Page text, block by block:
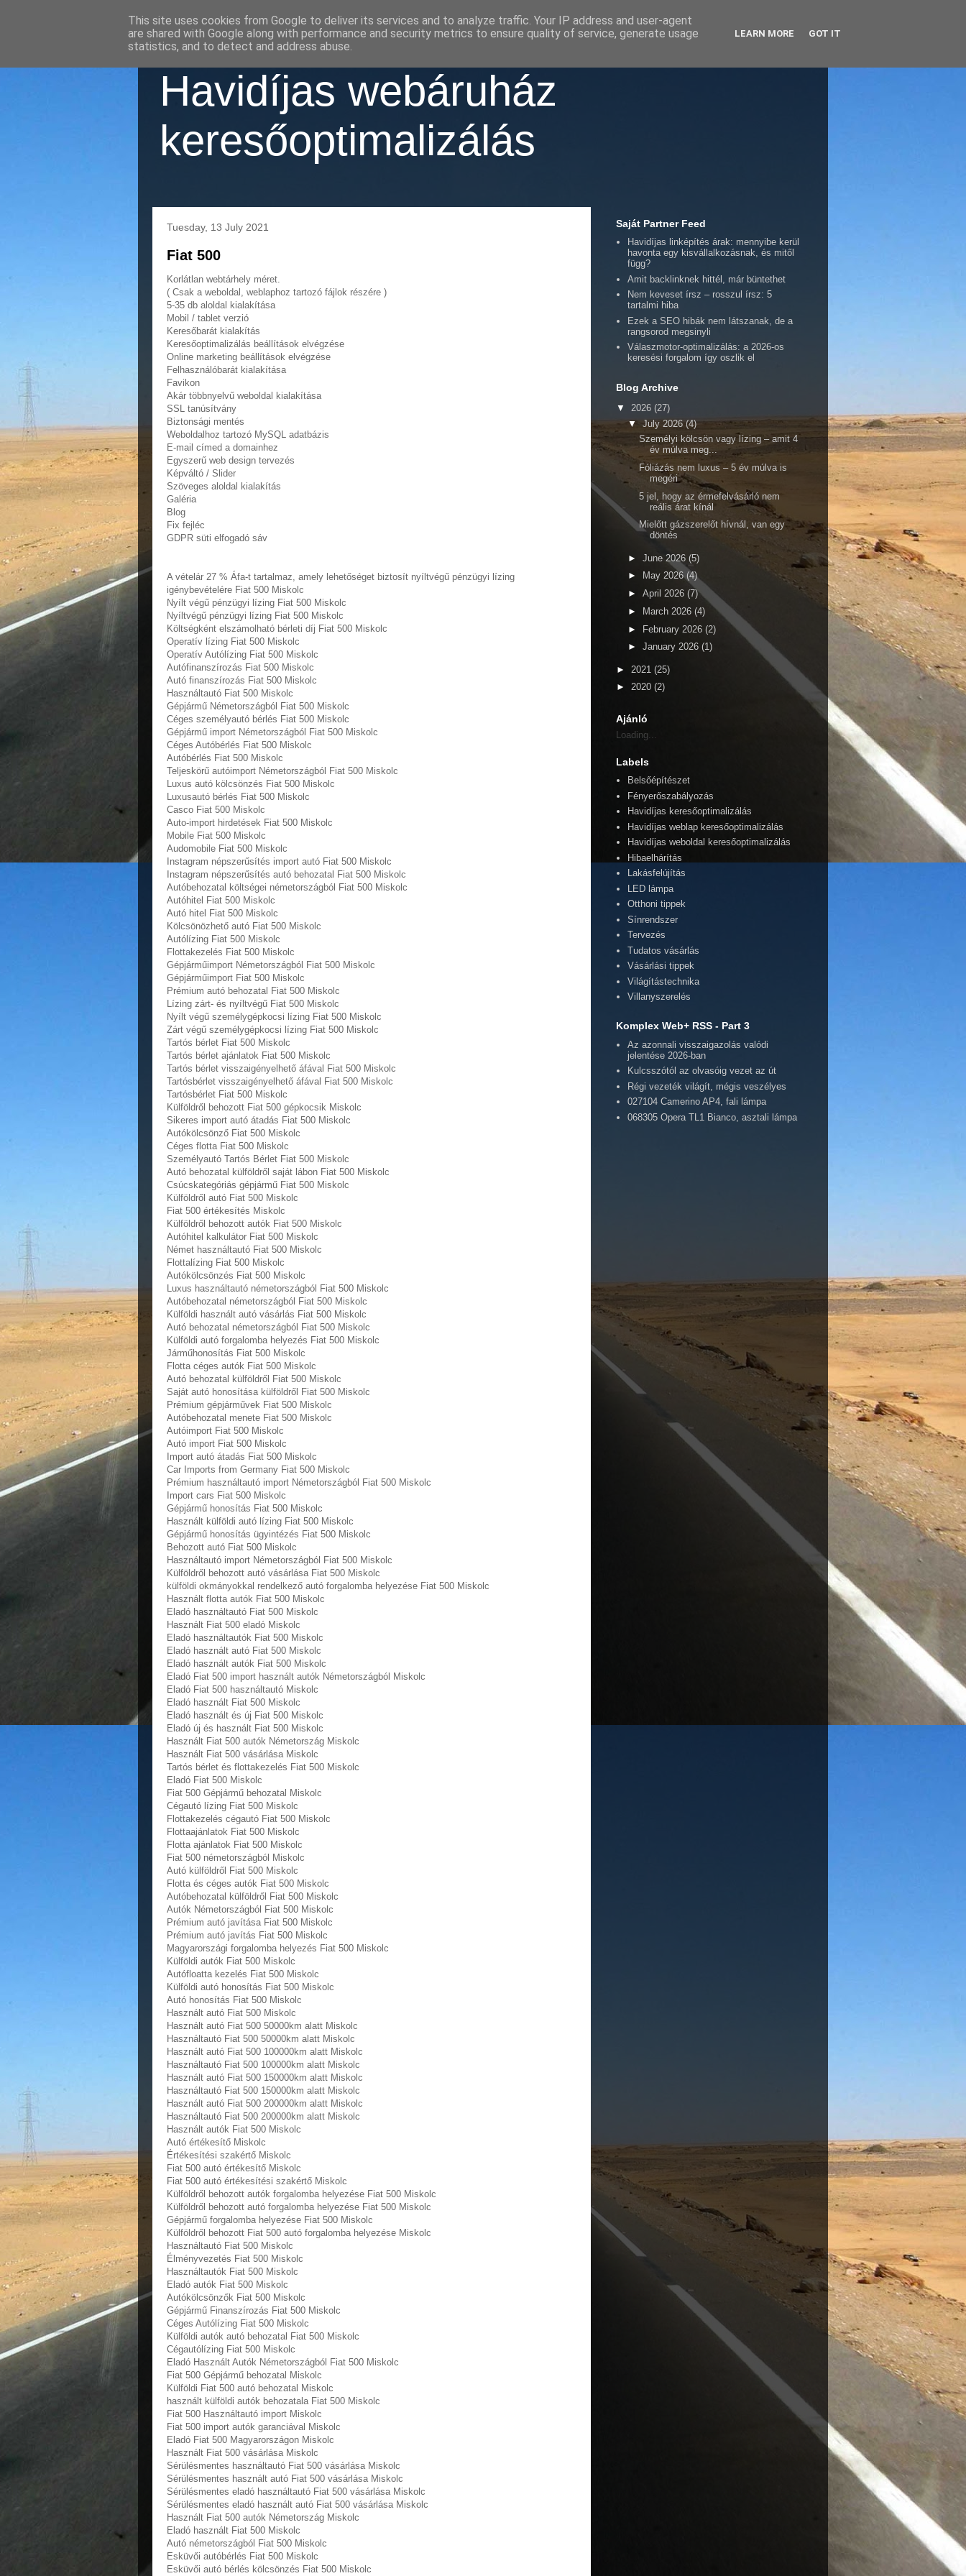
Havidíjas webáruház
keresőoptimalizálás
Tuesday, 13 July 2021
Fiat 500
Korlátlan webtárhely méret.
( Csak a weboldal, weblaphoz tartozó fájlok részére )
5-35 db aloldal kialakítása
Mobil / tablet verzió
Keresőbarát kialakítás
Keresőoptimalizálás beállítások elvégzése
Online marketing beállítások elvégzése
Felhasználóbarát kialakítása
Favikon
Akár többnyelvű weboldal kialakítása
SSL tanúsítvány
Biztonsági mentés
Weboldalhoz tartozó MySQL adatbázis
E-mail címed a domainhez
Egyszerű web design tervezés
Képváltó / Slider
Szöveges aloldal kialakítás
Galéria
Blog
Fix fejléc
GDPR süti elfogadó sáv
A vételár 27 % Áfa-t tartalmaz, amely lehetőséget biztosít nyíltvégű pénzügyi lízing
igénybevételére Fiat 500 Miskolc
Nyílt végű pénzügyi lízing Fiat 500 Miskolc
Nyíltvégű pénzügyi lízing Fiat 500 Miskolc
Költségként elszámolható bérleti díj Fiat 500 Miskolc
Operatív lízing Fiat 500 Miskolc
Operatív Autólízing Fiat 500 Miskolc
Autófinanszírozás Fiat 500 Miskolc
Autó finanszírozás Fiat 500 Miskolc
Használtautó Fiat 500 Miskolc
Gépjármű Németországból Fiat 500 Miskolc
Céges személyautó bérlés Fiat 500 Miskolc
Gépjármű import Németországból Fiat 500 Miskolc
Céges Autóbérlés Fiat 500 Miskolc
Autóbérlés Fiat 500 Miskolc
Teljeskörű autóimport Németországból Fiat 500 Miskolc
Luxus autó kölcsönzés Fiat 500 Miskolc
Luxusautó bérlés Fiat 500 Miskolc
Casco Fiat 500 Miskolc
Auto-import hirdetések Fiat 500 Miskolc
Mobile Fiat 500 Miskolc
Audomobile Fiat 500 Miskolc
Instagram népszerűsítés import autó Fiat 500 Miskolc
Instagram népszerűsítés autó behozatal Fiat 500 Miskolc
Autóbehozatal költségei németországból Fiat 500 Miskolc
Autóhitel Fiat 500 Miskolc
Autó hitel Fiat 500 Miskolc
Kölcsönözhető autó Fiat 500 Miskolc
Autólízing Fiat 500 Miskolc
Flottakezelés Fiat 500 Miskolc
Gépjárműimport Németországból Fiat 500 Miskolc
Gépjárműimport Fiat 500 Miskolc
Prémium autó behozatal Fiat 500 Miskolc
Lízing zárt- és nyíltvégű Fiat 500 Miskolc
Nyílt végű személygépkocsi lízing Fiat 500 Miskolc
Zárt végű személygépkocsi lízing Fiat 500 Miskolc
Tartós bérlet Fiat 500 Miskolc
Tartós bérlet ajánlatok Fiat 500 Miskolc
Tartós bérlet visszaigényelhető áfával Fiat 500 Miskolc
Tartósbérlet visszaigényelhető áfával Fiat 500 Miskolc
Tartósbérlet Fiat 500 Miskolc
Külföldről behozott Fiat 500 gépkocsik Miskolc
Sikeres import autó átadás Fiat 500 Miskolc
Autókölcsönző Fiat 500 Miskolc
Céges flotta Fiat 500 Miskolc
Személyautó Tartós Bérlet Fiat 500 Miskolc
Autó behozatal külföldről saját lábon Fiat 500 Miskolc
Csúcskategóriás gépjármű Fiat 500 Miskolc
Külföldről autó Fiat 500 Miskolc
Fiat 500 értékesítés Miskolc
Külföldről behozott autók Fiat 500 Miskolc
Autóhitel kalkulátor Fiat 500 Miskolc
Német használtautó Fiat 500 Miskolc
Flottalízing Fiat 500 Miskolc
Autókölcsönzés Fiat 500 Miskolc
Luxus használtautó németországból Fiat 500 Miskolc
Autóbehozatal németországból Fiat 500 Miskolc
Külföldi használt autó vásárlás Fiat 500 Miskolc
Autó behozatal németországból Fiat 500 Miskolc
Külföldi autó forgalomba helyezés Fiat 500 Miskolc
Járműhonosítás Fiat 500 Miskolc
Flotta céges autók Fiat 500 Miskolc
Autó behozatal külföldről Fiat 500 Miskolc
Saját autó honosítása külföldről Fiat 500 Miskolc
Prémium gépjárművek Fiat 500 Miskolc
Autóbehozatal menete Fiat 500 Miskolc
Autóimport Fiat 500 Miskolc
Autó import Fiat 500 Miskolc
Import autó átadás Fiat 500 Miskolc
Car Imports from Germany Fiat 500 Miskolc
Prémium használtautó import Németországból Fiat 500 Miskolc
Import cars Fiat 500 Miskolc
Gépjármű honosítás Fiat 500 Miskolc
Használt külföldi autó lízing Fiat 500 Miskolc
Gépjármű honosítás ügyintézés Fiat 500 Miskolc
Behozott autó Fiat 500 Miskolc
Használtautó import Németországból Fiat 500 Miskolc
Külföldről behozott autó vásárlása Fiat 500 Miskolc
külföldi okmányokkal rendelkező autó forgalomba helyezése Fiat 500 Miskolc
Használt flotta autók Fiat 500 Miskolc
Eladó használtautó Fiat 500 Miskolc
Használt Fiat 500 eladó Miskolc
Eladó használtautók Fiat 500 Miskolc
Eladó használt autó Fiat 500 Miskolc
Eladó használt autók Fiat 500 Miskolc
Eladó Fiat 500 import használt autók Németországból Miskolc
Eladó Fiat 500 használtautó Miskolc
Eladó használt Fiat 500 Miskolc
Eladó használt és új Fiat 500 Miskolc
Eladó új és használt Fiat 500 Miskolc
Használt Fiat 500 autók Németország Miskolc
Használt Fiat 500 vásárlása Miskolc
Tartós bérlet és flottakezelés Fiat 500 Miskolc
Eladó Fiat 500 Miskolc
Fiat 500 Gépjármű behozatal‎ Miskolc
Cégautó lízing Fiat 500 Miskolc
Flottakezelés cégautó Fiat 500 Miskolc
Flottaajánlatok Fiat 500 Miskolc
Flotta ajánlatok Fiat 500 Miskolc
Fiat 500 németországból Miskolc
Autó külföldről Fiat 500 Miskolc
Flotta és céges autók Fiat 500 Miskolc
Autóbehozatal külföldről Fiat 500 Miskolc
Autók Németországból‎ Fiat 500 Miskolc
Prémium autó javítása Fiat 500 Miskolc
Prémium autó javítás Fiat 500 Miskolc
Magyarországi forgalomba helyezés Fiat 500 Miskolc
Külföldi autók‎ Fiat 500 Miskolc
Autófloatta kezelés Fiat 500 Miskolc
Külföldi autó honosítás Fiat 500 Miskolc
Autó honosítás Fiat 500 Miskolc
Használt autó‎ Fiat 500 Miskolc
Használt autó‎ Fiat 500 50000km alatt Miskolc
Használtautó‎ Fiat 500 50000km alatt Miskolc
Használt autó‎ Fiat 500 100000km alatt Miskolc
Használtautó‎ Fiat 500 100000km alatt Miskolc
Használt autó‎ Fiat 500 150000km alatt Miskolc
Használtautó‎ Fiat 500 150000km alatt Miskolc
Használt autó‎ Fiat 500 200000km alatt Miskolc
Használtautó‎ Fiat 500 200000km alatt Miskolc
Használt autó‎k Fiat 500 Miskolc
Autó értékesítő Miskolc
Értékesítési szakértő Miskolc
Fiat 500 autó értékesítő Miskolc
Fiat 500 autó értékesítési szakértő Miskolc
Külföldről behozott autók forgalomba helyezése Fiat 500 Miskolc
Külföldről behozott autó forgalomba helyezése Fiat 500 Miskolc
Gépjármű forgalomba helyezése Fiat 500 Miskolc
Külföldről behozott Fiat 500 autó forgalomba helyezése Miskolc
Használtautó‎ Fiat 500 Miskolc
Élményvezetés Fiat 500 Miskolc
Használtautó‎k Fiat 500 Miskolc
Eladó autók Fiat 500 Miskolc
Autókölcsönzők Fiat 500 Miskolc
Gépjármű Finanszírozás Fiat 500 Miskolc
Céges Autólízing Fiat 500 Miskolc
Külföldi autók‎ autó behozatal Fiat 500 Miskolc
Cégautólízing Fiat 500 Miskolc
Eladó Használt Autók Németországból Fiat 500 Miskolc
Fiat 500 Gépjármű behozatal Miskolc
Külföldi Fiat 500 autó behozatal Miskolc
használt külföldi autók behozatala Fiat 500 Miskolc
Fiat 500 Használtautó import Miskolc
Fiat 500 import autók garanciával Miskolc
Eladó Fiat 500 Magyarországon‎ Miskolc
Használt Fiat 500 vásárlása Miskolc
Sérülésmentes használtautó Fiat 500 vásárlása Miskolc
Sérülésmentes használt autó Fiat 500 vásárlása Miskolc
Sérülésmentes eladó használtautó Fiat 500 vásárlása Miskolc
Sérülésmentes eladó használt autó Fiat 500 vásárlása Miskolc
Használt Fiat 500 autók Németország Miskolc
Eladó használt Fiat 500 Miskolc
Autó németországból Fiat 500 Miskolc
Esküvői autóbérlés Fiat 500 Miskolc
Esküvői autó bérlés kölcsönzés Fiat 500 Miskolc
Saját Partner Feed
Havidíjas linképítés árak: mennyibe kerül
havonta egy kisvállalkozásnak, és mitől
függ?
Amit backlinknek hittél, már büntethet
Nem keveset írsz – rosszul írsz: 5
tartalmi hiba
Ezek a SEO hibák nem látszanak, de a
rangsorod megsinyli
Válaszmotor-optimalizálás: a 2026-os
keresési forgalom így oszlik el
Blog Archive
▼ 2026 (27)
▼July 2026(4)
Személyi kölcsön vagy lízing – amit 4
év múlva meg...
Fóliázás nem luxus – 5 év múlva is
megéri
5 jel, hogy az érmefelvásárló nem
reális árat kínál
Mielőtt gázszerelőt hívnál, van egy
döntés
► June 2026 (5)
►
May 2026 (4)
► April 2026 (7)
►
March 2026 (4)
► February 2026 (2)
► January 2026 (1)
► 2021 (25)
► 2020 (2)
Ajánló
Loading...
Labels
Belsőépítészet
Fényerőszabályozás
Havidíjas keresőoptimalizálás
Havidíjas weblap keresőoptimalizálás
Havidíjas weboldal keresőoptimalizálás
Hibaelhárítás
Lakásfelújítás
LED lámpa
Otthoni tippek
Sínrendszer
Tervezés
Tudatos vásárlás
Vásárlási tippek
Világítástechnika
Villanyszerelés
Komplex Web+ RSS - Part 3
Az azonnali visszaigazolás valódi
jelentése 2026-ban
Kulcsszótól az olvasóig vezet az út
Régi vezeték világít, mégis veszélyes
027104 Camerino AP4, fali lámpa
068305 Opera TL1 Bianco, asztali lámpa
This site uses cookies from Google to deliver its services and to analyze traffic. Your IP address and user-agent
are shared with Google along with performance and security metrics to ensure quality of service, generate usage
statistics, and to detect and address abuse.
LEARN MORE GOT IT